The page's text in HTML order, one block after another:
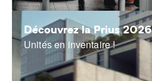
Découvrez la Prius 2026
Unités en inventaire !